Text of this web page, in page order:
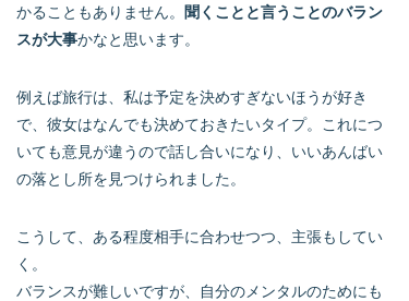
かることもありません。 聞くことと言うことのバラン
スが大事かなと思います。
例えば旅行は、私は予定を決めすぎないほうが好き
で、彼女はなんでも決めておきたいタイプ。これにつ
いても意見が違うので話し合いになり、いいあんばい
の落とし所を見つけられました。
こうして、ある程度相手に合わせつつ、主張もしてい
く。
バランスが難しいですが、自分のメンタルのためにも